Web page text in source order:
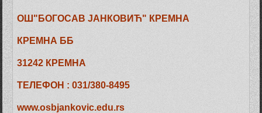
ОШ"БОГОСАВ ЈАНКОВИЋ" КРЕМНА
КРЕМНА ББ
31242 КРЕМНА
ТЕЛЕФОН : 031/380-8495
www.osbjankovic.edu.rs